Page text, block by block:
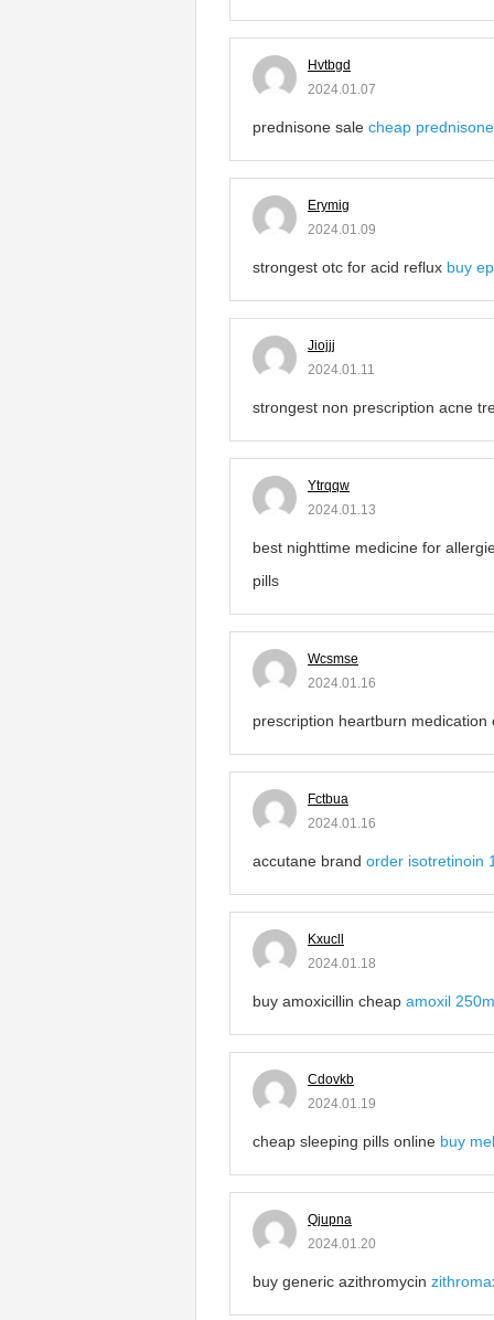
Hvtbgd
2024.01.07
prednisone sale cheap
Erymig
2024.01.09
strongest otc for acid reflux buy
Jiojjj
2024.01.11
strongest non prescription acne
Ytrqqw
2024.01.13
best nighttime medicine for
pills
Wcsmse
2024.01.16
prescription heartburn
Fctbua
2024.01.16
accutane brand order isotretinoin
Kxucll
2024.01.18
buy amoxicillin cheap amoxil
Cdovkb
2024.01.19
cheap sleeping pills online buy
Qjupna
2024.01.20
buy generic azithromycin